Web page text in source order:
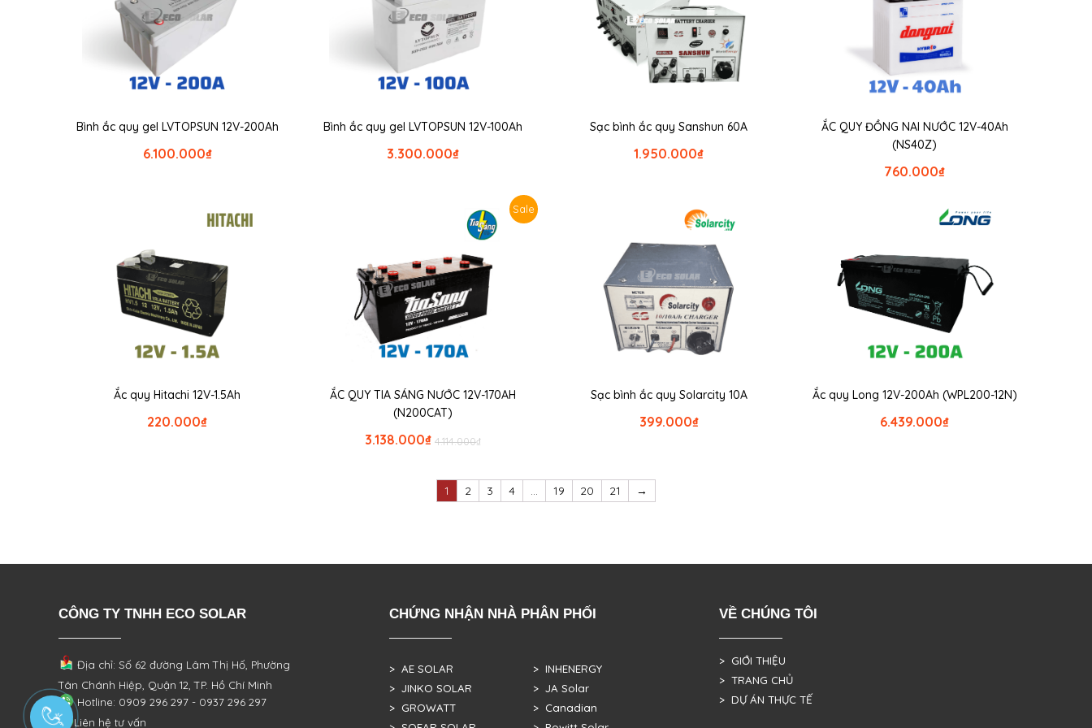
Bình ắc quy gel LVTOPSUN 12V-200Ah
₫
6.100.000
Bình ắc quy gel LVTOPSUN 12V-100Ah
₫
3.300.000
Sạc bình ắc quy Sanshun 60A
₫
1.950.000
ẮC QUY ĐỒNG NAI NƯỚC 12V-40Ah
(NS40Z)
₫
760.000
Ắc quy Hitachi 12V-1.5Ah
₫
220.000
Sale
ẮC QUY TIA SÁNG NƯỚC 12V-170AH
(N200CAT)
₫
4.114.000
₫
3.138.000
Sạc bình ắc quy Solarcity 10A
₫
399.000
Ắc quy Long 12V-200Ah (WPL200-12N)
₫
6.439.000
1 2 3 4 … 19 20 21 →
CÔNG TY TNHH ECO SOLAR
Địa chỉ: Số 62 đường Lâm Thị Hố, Phường
Tân Chánh Hiệp, Quận 12, TP. Hồ Chí Minh
Hotline: 0909 296 297 - 0937 296 297
Liên hệ tư vấn
CHỨNG NHẬN NHÀ PHÂN PHỐI
> AE SOLAR
> JINKO SOLAR
> GROWATT
> INHENERGY
> JA Solar
> Canadian
VỀ CHÚNG TÔI
> GIỚI THIỆU
> TRANG CHỦ
> DỰ ÁN THỰC TẾ